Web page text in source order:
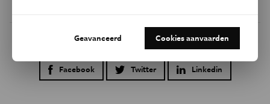
Dit artikel delen op:
Facebook Twitter Linkedin
Geavanceerd Cookies aanvaarden